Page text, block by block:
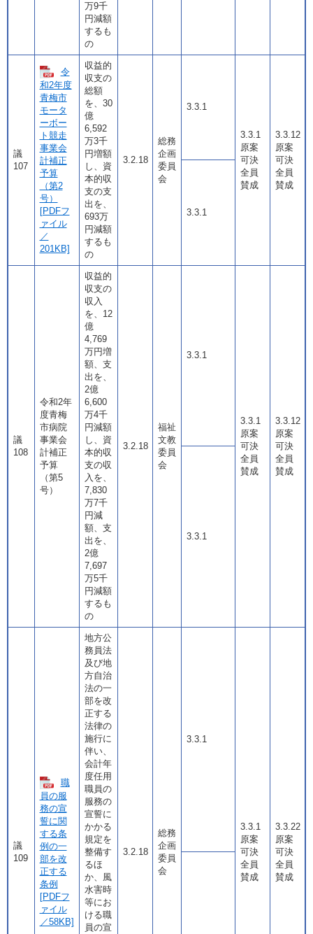
万9千
円減額
するも
の
議
107
令
和2年度
青梅市
モータ
ーボー
ト競走
事業会
計補正
予算
（第2
号）
[PDFフ
ァイル
／
201KB]
収益的
収支の
総額
を、30
億
6,592
万3千
円増額
し、資
本的収
支の支
出を、
693万
円減額
するも
の
3.2.18
総務
企画
委員
会
3.3.1
3.3.1
原案
可決
全員
賛成
3.3.12
原案
可決
全員
賛成
3.3.1
議
108
令和2年
度青梅
市病院
事業会
計補正
予算
（第5
号）
収益的
収支の
収入
を、12
億
4,769
万円増
額、支
出を、
2億
6,600
万4千
円減額
し、資
本的収
支の収
入を、
7,830
万7千
円減
額、支
出を、
2億
7,697
万5千
円減額
するも
の
3.2.18
福祉
文教
委員
会
3.3.1
3.3.1
原案
可決
全員
賛成
3.3.12
原案
可決
全員
賛成
3.3.1
議
109
職
員の服
務の宣
誓に関
する条
例の一
部を改
正する
条例
[PDFフ
ァイル
／58KB]
地方公
務員法
及び地
方自治
法の一
部を改
正する
法律の
施行に
伴い、
会計年
度任用
職員の
服務の
宣誓に
かかる
規定を
整備す
るほ
か、風
水害時
等にお
ける職
員の宣
3.2.18
総務
企画
委員
会
3.3.1
3.3.1
原案
可決
全員
賛成
3.3.22
原案
可決
全員
賛成